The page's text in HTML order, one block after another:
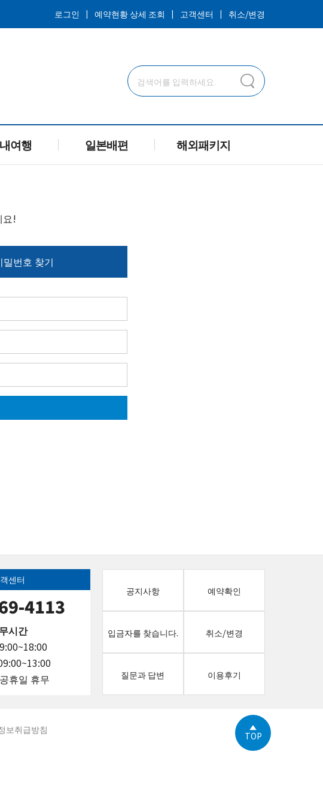
로그인 ㅣ 예약현황 상세 조회 ㅣ 고객센터 ㅣ 취소/변경
여행 일본배편 해외패키지
요!
밀번호 찾기
센터
4113
시간
휴일 휴무
공지사항 예약확인
입금자를 찾습니다. 취소/변경
질문과 답변 이용후기
보취급방침
TOP